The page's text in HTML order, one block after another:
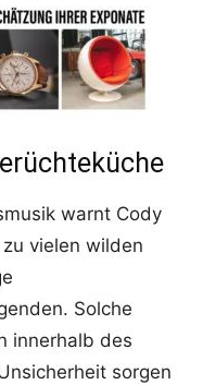
warnt Cody
vielen wilden
Solche
innerhalb des
sorgen